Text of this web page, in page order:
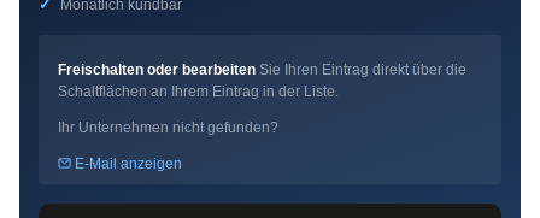
✓
Monatlich kündbar
Freischalten oder bearbeiten Sie Ihren Eintrag direkt über die
Schaltflächen an Ihrem Eintrag in der Liste.
Ihr Unternehmen nicht gefunden?
E-Mail anzeigen